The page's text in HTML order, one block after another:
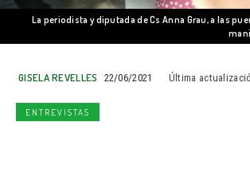
La periodista y diputada de Cs Anna Grau, a las
GISELA REVELLES 22/06/2021 Última
ENTREVISTAS